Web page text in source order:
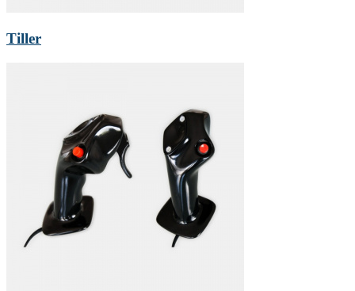
Tiller